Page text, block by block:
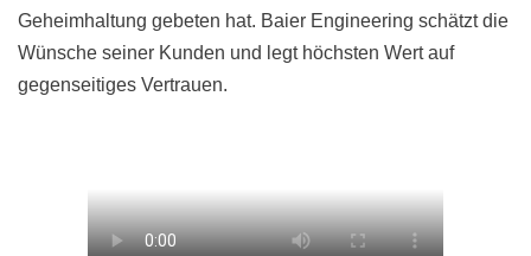
Geheimhaltung gebeten hat. Baier Engineering schätzt die
Wünsche seiner Kunden und legt höchsten Wert auf
gegenseitiges Vertrauen.